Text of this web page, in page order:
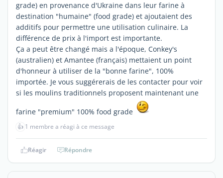
grade) en provenance d'Ukraine dans leur farine à
destination "humaine" (food grade) et ajoutaient des
additifs pour permettre une utilisation culinaire. La
différence de prix à l'import est importante.
Ça a peut être changé mais a l'époque, Conkey's
(australien) et Amantee (français) mettaient un point
d'honneur à utiliser de la "bonne farine", 100%
importée. Je vous suggérerais de les contacter pour voir
si les moulins traditionnels proposent maintenant une
farine "premium" 100% food grade
👍 1 membre a réagi à ce message
Réagir Répondre